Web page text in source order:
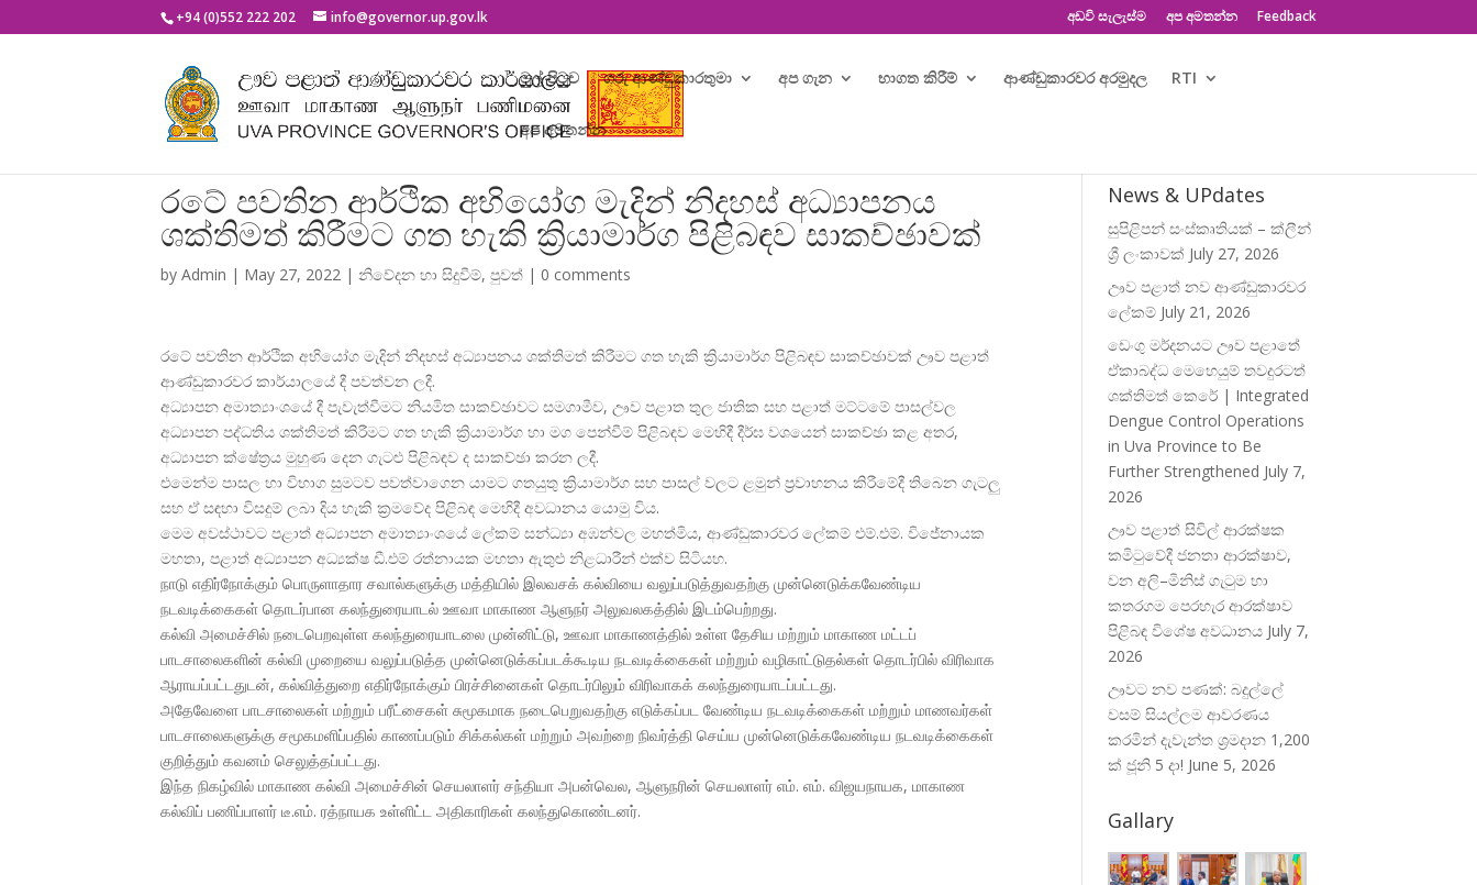
+94 (0)552 222 202 info@governor.up.gov.lk අඩවි සැලැස්ම අප අමතන්න Feedback
මුල් පිටුව ගරු ආණ්ඩුකාරතුමා අප ගැන භාගත කිරීම් ආණ්ඩුකාරවර අරමුදල RTI
අප අමතන්න
රටේ පවතින ආර්ථික අභියෝග මැදින් නිදහස් අධ්‍යාපනය
ශක්තිමත් කිරීමට ගත හැකි ක්‍රියාමාර්ග පිළිබඳව සාකච්ඡාවක්
byAdmin | May 27, 2022 |නිවේදන හා සිදුවීම්,පුවත් | 0 comments
රටේ පවතින ආර්ථික අභියෝග මැදින් නිදහස් අධ්යාපනය ශක්තිමත් කිරීමට ගත හැකි ක්රියාමාර්ග පිළිබඳව සාකච්ඡාවක් ඌව පළාත්
ආණ්ඩුකාරවර කාර්යාලයේ දී පවත්වන ලදී.
අධ්යාපන අමාත්යාංශයේ දී පැවැත්වීමට නියමිත සාකච්ඡාවට සමගාමීව, ඌව පළාත තුල ජාතික සහ පළාත් මට්ටමේ පාසල්වල
අධ්යාපන පද්ධතිය ශක්තිමත් කිරීමට ගත හැකි ක්රියාමාර්ග හා මග පෙන්වීම් පිළිබඳව මෙහිදී දීර්ඝ වශයෙන් සාකච්ඡා කළ අතර,
අධ්යාපන ක්ෂේත්රය මුහුණ දෙන ගැටළු පිළිබඳව ද සාකච්ඡා කරන ලදී.
එමෙන්ම පාසල හා විභාග සුමටව පවත්වාගෙන යාමට ගතයුතු ක්රියාමාර්ග සහ පාසල් වලට ළමුන් ප්රවාහනය කිරීමේදී තිබෙන ගැටලු
සහ ඒ සඳහා විසදුම් ලබා දිය හැකි ක්රමවේද පිළිබඳ මෙහිදී අවධානය යොමු විය.
මෙම අවස්ථාවට පළාත් අධ්යාපන අමාත්යාංශයේ ලේකම් සන්ධ් යා අඹන්වල මහත්මිය, ආණ්ඩුකාරවර ලේකම් එම්.එම්. විජේනායක
මහතා, පළාත් අධ්යාපන අධ්යක්ෂ ඩී.එම් රත්නායක මහතා ඇතුළු නිළධාරීන් එක්ව සිටියහ.
நாடு எதிர்நோக்கும் பொருளாதார சவால்களுக்கு மத்தியில் இலவசக் கல்வியை வலுப்படுத்துவதற்கு முன்னெடுக்கவேண்டிய
நடவடிக்கைகள் தொடர்பான கலந்துரையாடல் ஊவா மாகாண ஆளுநர் அலுவலகத்தில் இடம்பெற்றது.
கல்வி அமைச்சில் நடைபெறவுள்ள கலந்துரையாடலை முன்னிட்டு, ஊவா மாகாணத்தில் உள்ள தேசிய மற்றும் மாகாண மட்டப்
பாடசாலைகளின் கல்வி முறையை வலுப்படுத்த முன்னெடுக்கப்படக்கூடிய நடவடிக்கைகள் மற்றும் வழிகாட்டுதல்கள் தொடர்பில் விரிவாக
ஆராயப்பட்டதுடன், கல்வித்துறை எதிர்நோக்கும் பிரச்சினைகள் தொடர்பிலும் விரிவாகக் கலந்துரையாடப்பட்டது.
அதேவேளை பாடசாலைகள் மற்றும் பரீட்சைகள் சுமூகமாக நடைபெறுவதற்கு எடுக்கப்பட வேண்டிய நடவடிக்கைகள் மற்றும் மாணவர்கள்
பாடசாலைகளுக்கு சமூகமளிப்பதில் காணப்படும் சிக்கல்கள் மற்றும் அவற்றை நிவர்த்தி செய்ய முன்னெடுக்கவேண்டிய நடவடிக்கைகள்
குறித்தும் கவனம் செலுத்தப்பட்டது.
இந்த நிகழ்வில் மாகாண கல்வி அமைச்சின் செயலாளர் சந்தியா அபன்வெல, ஆளுநரின் செயலாளர் எம். எம். விஜயநாயக, மாகாண
கல்விப் பணிப்பாளர் டீ.எம். ரத்நாயக உள்ளிட்ட அதிகாரிகள் கலந்துகொண்டனர்.
News & UPdates
සුපිළිපන් සංස්කෘතියක් – ක්ලීන්
ශ්‍රී ලංකාවක් July 27, 2026
ඌව පළාත් නව ආණ්ඩුකාරවර
ලේකම් July 21, 2026
ඩෙංගු මර්දනයට ඌව පළාතේ
ඒකාබද්ධ මෙහෙයුම් තවදුරටත්
ශක්තිමත් කෙරේ | Integrated
Dengue Control Operations
in Uva Province to Be
Further Strengthened July 7,
2026
ඌව පළාත් සිවිල් ආරක්ෂක
කමිටුවේදී ජනතා ආරක්ෂාව,
වන අලි–මිනිස් ගැටුම හා
කතරගම පෙරහැර ආරක්ෂාව
පිළිබඳ විශේෂ අවධානය July 7,
2026
ඌවට නව පණක්: බදුල්ලේ
වසම් සියල්ලම ආවරණය
කරමින් දැවැන්ත ශ්‍රමදාන 1,200
ක් ජූනි 5 දා! June 5, 2026
Gallary